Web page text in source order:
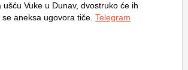
ušću Vuke u Dunav, dvostruko će ih
aneksa ugovora tiče. Telegram